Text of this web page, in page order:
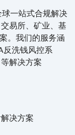
一站式合规解决
易所、矿业、基
。我们的服务涵
反洗钱风控系
解决方案
决方案